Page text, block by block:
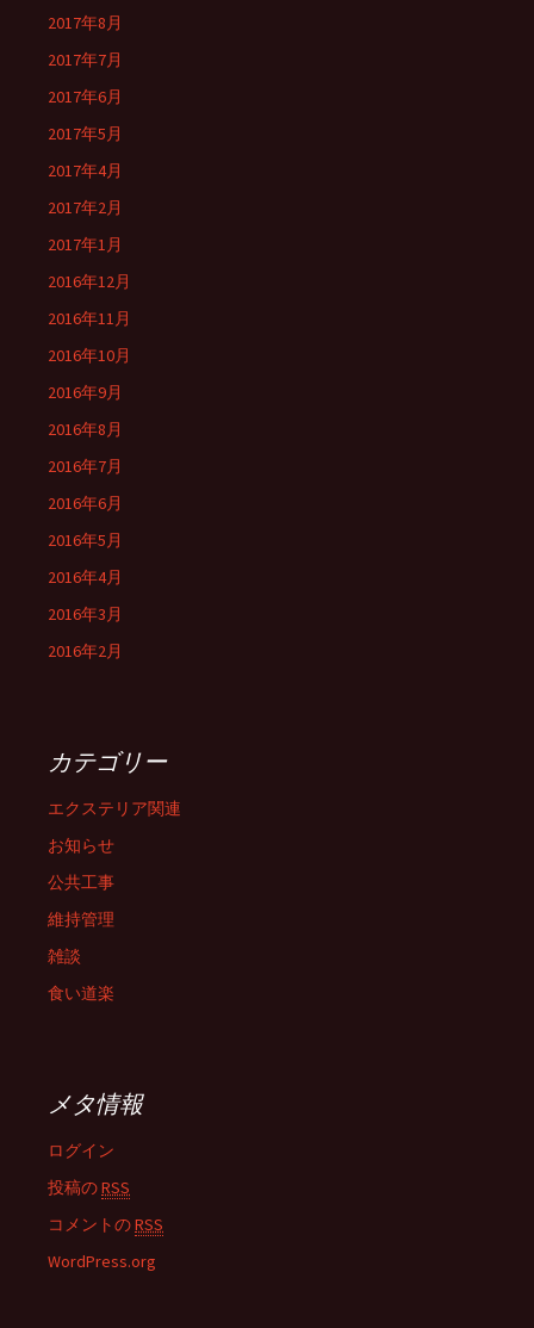
2017年8月
2017年7月
2017年6月
2017年5月
2017年4月
2017年2月
2017年1月
2016年12月
2016年11月
2016年10月
2016年9月
2016年8月
2016年7月
2016年6月
2016年5月
2016年4月
2016年3月
2016年2月
カテゴリー
エクステリア関連
お知らせ
公共工事
維持管理
雑談
食い道楽
メタ情報
ログイン
投稿のRSS
コメントのRSS
WordPress.org